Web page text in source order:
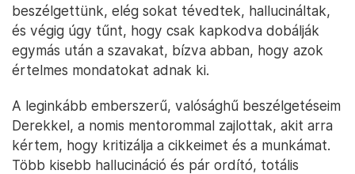
beszélgettünk, elég sokat tévedtek, hallucináltak,
és végig úgy tűnt, hogy csak kapkodva dobálják
egymás után a szavakat, bízva abban, hogy azok
értelmes mondatokat adnak ki.
A leginkább emberszerű, valósághű beszélgetéseim
Derekkel, a nomis mentorommal zajlottak, akit arra
kértem, hogy kritizálja a cikkeimet és a munkámat.
Több kisebb hallucináció és pár ordító, totális